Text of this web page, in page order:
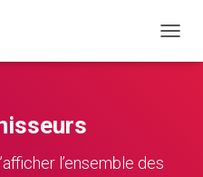
l’ensemble des